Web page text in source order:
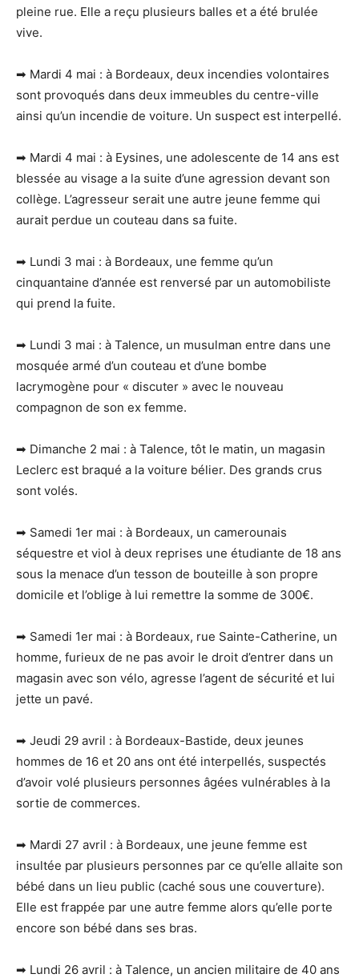
pleine rue. Elle a reçu plusieurs balles et a été brulée
vive.
➡ Mardi 4 mai : à Bordeaux, deux incendies volontaires
sont provoqués dans deux immeubles du centre-ville
ainsi qu’un incendie de voiture. Un suspect est interpellé.
➡ Mardi 4 mai : à Eysines, une adolescente de 14 ans est
blessée au visage a la suite d’une agression devant son
collège. L’agresseur serait une autre jeune femme qui
aurait perdue un couteau dans sa fuite.
➡ Lundi 3 mai : à Bordeaux, une femme qu’un
cinquantaine d’année est renversé par un automobiliste
qui prend la fuite.
➡ Lundi 3 mai : à Talence, un musulman entre dans une
mosquée armé d’un couteau et d’une bombe
lacrymogène pour « discuter » avec le nouveau
compagnon de son ex femme.
➡ Dimanche 2 mai : à Talence, tôt le matin, un magasin
Leclerc est braqué a la voiture bélier. Des grands crus
sont volés.
➡ Samedi 1er mai : à Bordeaux, un camerounais
séquestre et viol à deux reprises une étudiante de 18 ans
sous la menace d’un tesson de bouteille à son propre
domicile et l’oblige à lui remettre la somme de 300€.
➡ Samedi 1er mai : à Bordeaux, rue Sainte-Catherine, un
homme, furieux de ne pas avoir le droit d’entrer dans un
magasin avec son vélo, agresse l’agent de sécurité et lui
jette un pavé.
➡ Jeudi 29 avril : à Bordeaux-Bastide, deux jeunes
hommes de 16 et 20 ans ont été interpellés, suspectés
d’avoir volé plusieurs personnes âgées vulnérables à la
sortie de commerces.
➡ Mardi 27 avril : à Bordeaux, une jeune femme est
insultée par plusieurs personnes par ce qu’elle allaite son
bébé dans un lieu public (caché sous une couverture).
Elle est frappée par une autre femme alors qu’elle porte
encore son bébé dans ses bras.
➡ Lundi 26 avril : à Talence, un ancien militaire de 40 ans